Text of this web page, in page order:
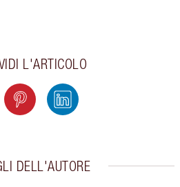
L'ARTICOLO
DELL'AUTORE